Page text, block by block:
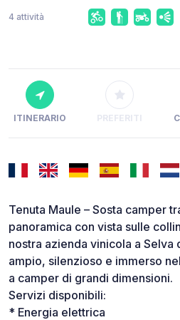
4 attività
ITINERARIO PREFERITI
Tenuta Maule – Sosta camper
panoramica con vista sulle
nostra azienda vinicola a
ampio, silenzioso e immerso
a camper di grandi dimensioni.
Servizi disponibili:
* Energia elettrica